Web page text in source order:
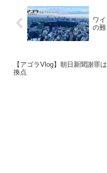
ワ
の
【アゴラVlog】朝日新聞謝罪
換点